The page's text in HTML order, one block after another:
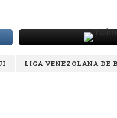
LIGA VENEZOLANA DE